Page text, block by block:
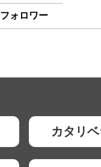
フォロワー
カタリ